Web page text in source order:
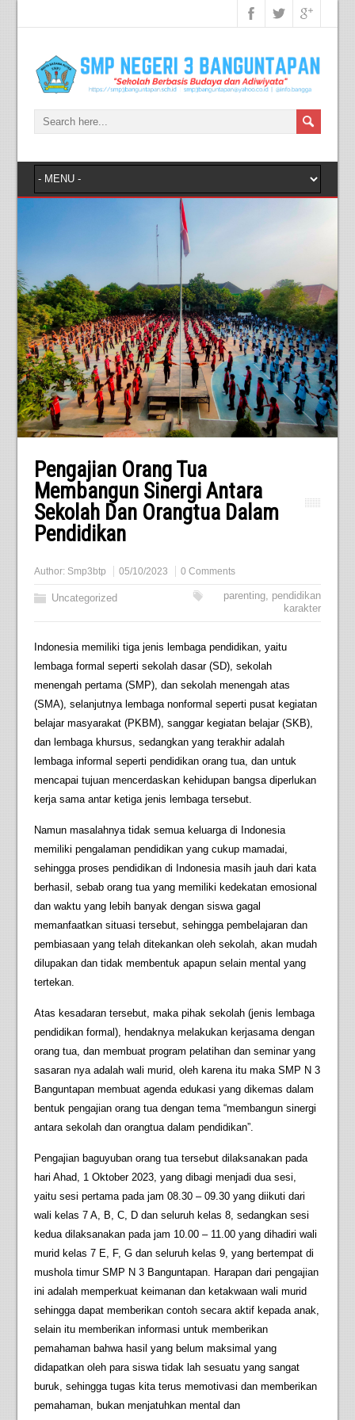
Pengajian Orang Tua
Membangun Sinergi Antara
Sekolah Dan Orangtua Dalam
Pendidikan
Author: Smp3btp 05/10/2023 0 Comments
Uncategorized parenting, pendidikan
karakter
Indonesia memiliki tiga jenis lembaga pendidikan, yaitu
lembaga formal seperti sekolah dasar (SD), sekolah
menengah pertama (SMP), dan sekolah menengah atas
(SMA), selanjutnya lembaga nonformal seperti pusat kegiatan
belajar masyarakat (PKBM), sanggar kegiatan belajar (SKB),
dan lembaga khursus, sedangkan yang terakhir adalah
lembaga informal seperti pendidikan orang tua, dan untuk
mencapai tujuan mencerdaskan kehidupan bangsa diperlukan
kerja sama antar ketiga jenis lembaga tersebut.
Namun masalahnya tidak semua keluarga di Indonesia
memiliki pengalaman pendidikan yang cukup mamadai,
sehingga proses pendidikan di Indonesia masih jauh dari kata
berhasil, sebab orang tua yang memiliki kedekatan emosional
dan waktu yang lebih banyak dengan siswa gagal
memanfaatkan situasi tersebut, sehingga pembelajaran dan
pembiasaan yang telah ditekankan oleh sekolah, akan mudah
dilupakan dan tidak membentuk apapun selain mental yang
tertekan.
Atas kesadaran tersebut, maka pihak sekolah (jenis lembaga
pendidikan formal), hendaknya melakukan kerjasama dengan
orang tua, dan membuat program pelatihan dan seminar yang
sasaran nya adalah wali murid, oleh karena itu maka SMP N 3
Banguntapan membuat agenda edukasi yang dikemas dalam
bentuk pengajian orang tua dengan tema “membangun sinergi
antara sekolah dan orangtua dalam pendidikan”.
Pengajian baguyuban orang tua tersebut dilaksanakan pada
hari Ahad, 1 Oktober 2023, yang dibagi menjadi dua sesi,
yaitu sesi pertama pada jam 08.30 – 09.30 yang diikuti dari
wali kelas 7 A, B, C, D dan seluruh kelas 8, sedangkan sesi
kedua dilaksanakan pada jam 10.00 – 11.00 yang dihadiri wali
murid kelas 7 E, F, G dan seluruh kelas 9, yang bertempat di
mushola timur SMP N 3 Banguntapan. Harapan dari pengajian
ini adalah memperkuat keimanan dan ketakwaan wali murid
sehingga dapat memberikan contoh secara aktif kepada anak,
selain itu memberikan informasi untuk memberikan
pemahaman bahwa hasil yang belum maksimal yang
didapatkan oleh para siswa tidak lah sesuatu yang sangat
buruk, sehingga tugas kita terus memotivasi dan memberikan
pemahaman, bukan menjatuhkan mental dan